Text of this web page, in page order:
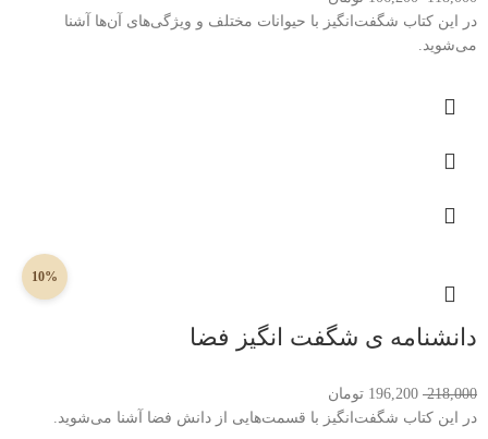
در این کتاب شگفت‌انگیز با حیوانات مختلف و ویژگی‌های آن‌ها آشنا
می‌شوید.
10%
دانشنامه ی شگفت انگیز فضا
218,000
196,200 تومان
در این کتاب شگفت‌انگیز با قسمت‌هایی از دانش فضا آشنا می‌شوید.